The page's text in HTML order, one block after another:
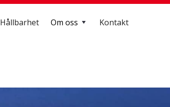
Hållbarhet Om oss Kontakt